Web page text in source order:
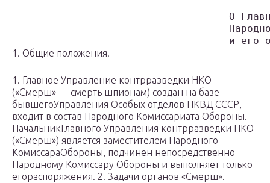
О
1. Общие положения.
1. Главное Управление контрразведки НКО
(«Смерш» — смерть шпионам) создан на базе
бывшегоУправления Особых отделов НКВД СССР,
входит в состав Народного Комиссариата Обороны.
НачальникГлавного Управления контрразведки НКО
(«Смерш») является заместителем Народного
КомиссараОбороны, подчинен непосредственно
Народному Комиссару Обороны и выполняет только
егораспоряжения. 2. Задачи органов «Смерш».